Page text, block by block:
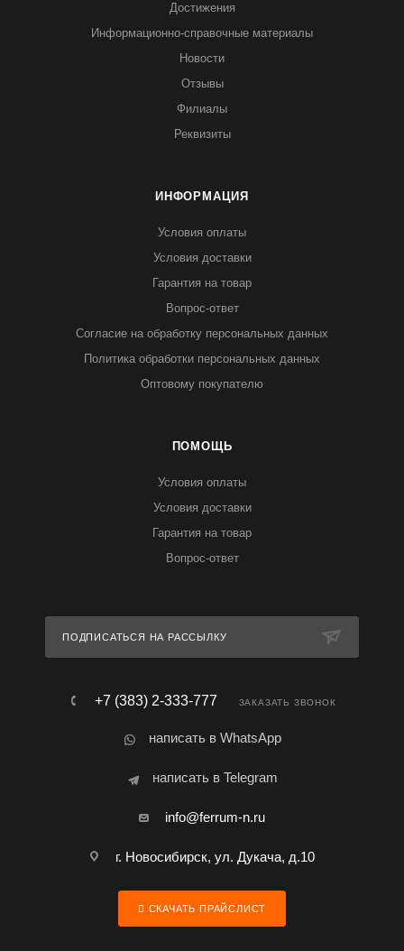
Достижения
Информационно-справочные материалы
Новости
Отзывы
Филиалы
Реквизиты
ИНФОРМАЦИЯ
Условия оплаты
Условия доставки
Гарантия на товар
Вопрос-ответ
Согласие на обработку персональных данных
Политика обработки персональных данных
Оптовому покупателю
ПОМОЩЬ
Условия оплаты
Условия доставки
Гарантия на товар
Вопрос-ответ
ПОДПИСАТЬСЯ НА РАССЫЛКУ
+7 (383) 2-333-777 ЗАКАЗАТЬ ЗВОНОК
написать в WhatsApp
написать в Telegram
info@ferrum-n.ru
г. Новосибирск, ул. Дукача, д.10
СКАЧАТЬ ПРАЙСЛИСТ